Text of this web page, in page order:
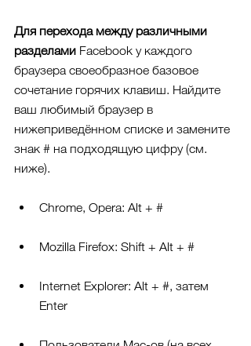
Для перехода между различными
разделами Facebook у каждого
браузера своеобразное базовое
сочетание горячих клавиш. Найдите
ваш любимый браузер в
нижеприведённом списке и замените
знак # на подходящую цифру (см.
ниже).
Chrome, Opera: Alt + #
Mozilla Firefox: Shift + Alt + #
Internet Explorer: Alt + #, затем
Enter